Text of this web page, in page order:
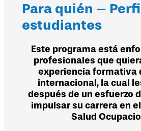
Para quién –
estudiantes
Este programa está
profesionales que
experiencia formativa
internacional, la cual
después de un esfuerzo
impulsar su carrera en
Salud